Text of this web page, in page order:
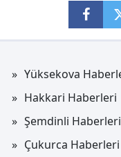
Yüksekova
Hakkari Haberleri
Şemdinli Haberleri
Çukurca Haberleri